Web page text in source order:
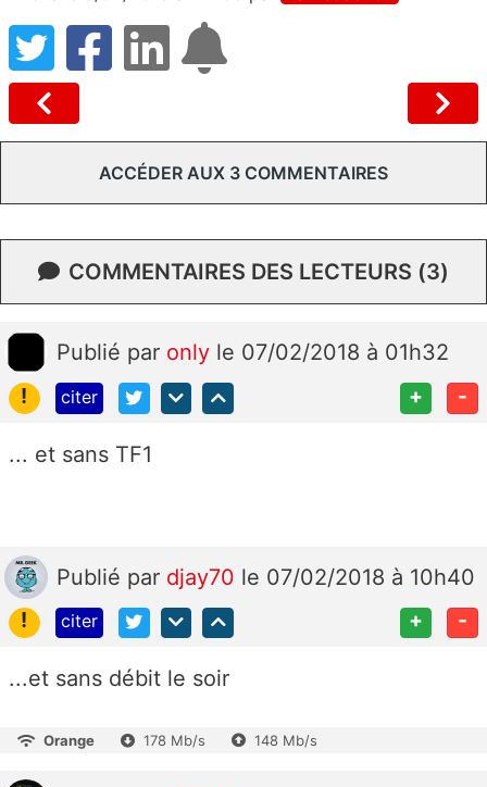
ACCÉDER AUX 3 COMMENTAIRES
COMMENTAIRES DES LECTEURS (3)
Publié par only le 07/02/2018 à 01h32
!
citer + -
... et sans TF1
Publié par djay70 le 07/02/2018 à 10h40
!
citer + -
...et sans débit le soir
Orange 178 Mb/s 148 Mb/s